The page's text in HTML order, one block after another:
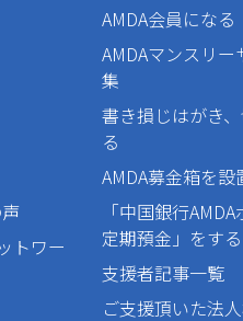
トワー
AMDA会員になる
AMDAマンスリ
集
書き損じはがき
る
AMDA募金箱を設
「中国銀行
定期預金」をする
支援者記事一覧
ご支援頂いた法